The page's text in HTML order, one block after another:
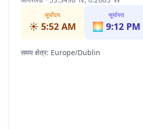
सूर्योदय
☀️ 5:52 AM
सूर्यास्त
🌅 9:12 PM
समय क्षेत्र: Europe/Dublin